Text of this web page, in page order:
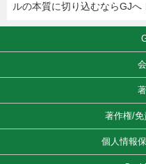
ルの本質に切り込むならGJへ
著作権/免
個人情報